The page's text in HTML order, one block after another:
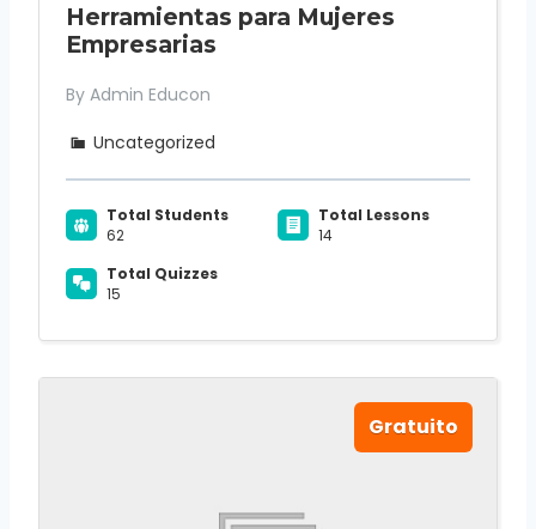
Herramientas para Mujeres
Empresarias
By Admin Educon
Uncategorized
Total Students
62
Total Lessons
14
Total Quizzes
15
Gratuito